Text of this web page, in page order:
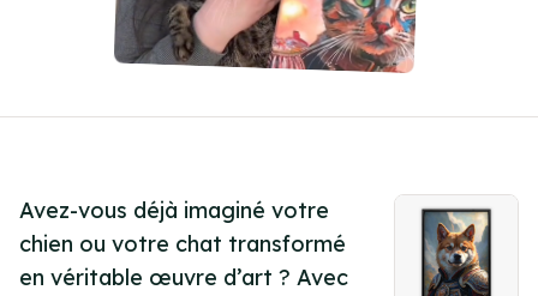
Avez-vous déjà imaginé votre
chien ou votre chat transformé
en véritable œuvre d’art ? Avec